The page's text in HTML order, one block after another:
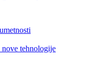
tehnologije